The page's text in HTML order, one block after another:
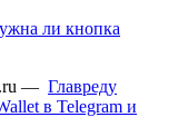
ли кнопка
— Главреду
в Telegram и